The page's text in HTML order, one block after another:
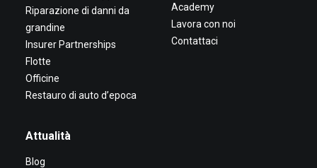
Riparazione di danni da
grandine
Insurer Partnerships
Flotte
Officine
Restauro di auto d’epoca
Academy
Lavora con noi
Contattaci
Attualità
Blog